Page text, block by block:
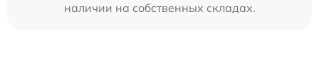
наличии на собственных складах.